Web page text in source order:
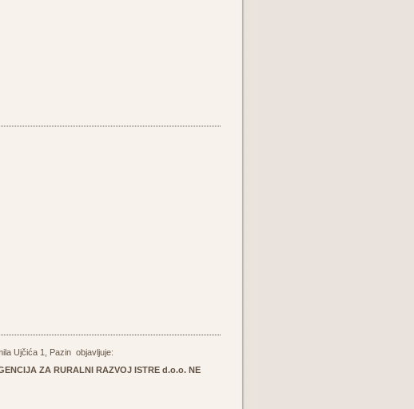
Ujčića 1, Pazin objavljuje:
ZA RURALNI RAZVOJ ISTRE d.o.o. NE